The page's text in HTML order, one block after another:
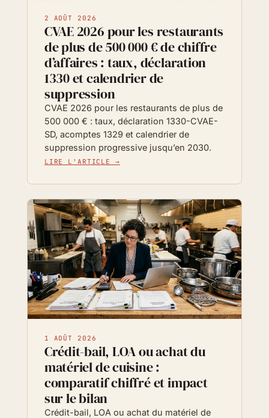
2 AOÛT 2026
CVAE 2026 pour les restaurants
de plus de 500 000 € de chiffre
d’affaires : taux, déclaration
1330 et calendrier de
suppression
CVAE 2026 pour les restaurants de plus de
500 000 € : taux, déclaration 1330-CVAE-
SD, acomptes 1329 et calendrier de
suppression progressive jusqu’en 2030.
LIRE L'ARTICLE →
1 AOÛT 2026
Crédit-bail, LOA ou achat du
matériel de cuisine :
comparatif chiffré et impact
sur le bilan
Crédit-bail, LOA ou achat du matériel de